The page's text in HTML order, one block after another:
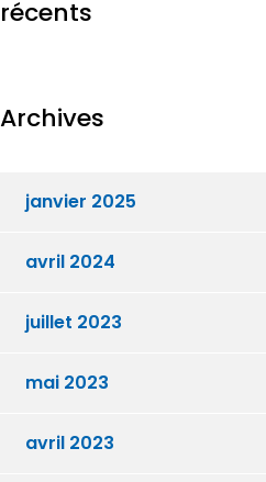
récents
Archives
janvier 2025
avril 2024
juillet 2023
mai 2023
avril 2023